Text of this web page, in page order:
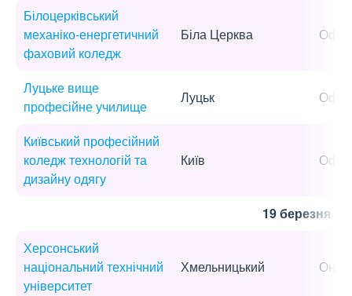
Білоцерківський
механіко-енергетичний
фаховий коледж
Біла Церква
Луцьке вище
професійне училище
Луцьк
Київський професійний
коледж технологій та
дизайну одягу
Київ
19 березня
Херсонський
національний технічний
університет
Хмельницький